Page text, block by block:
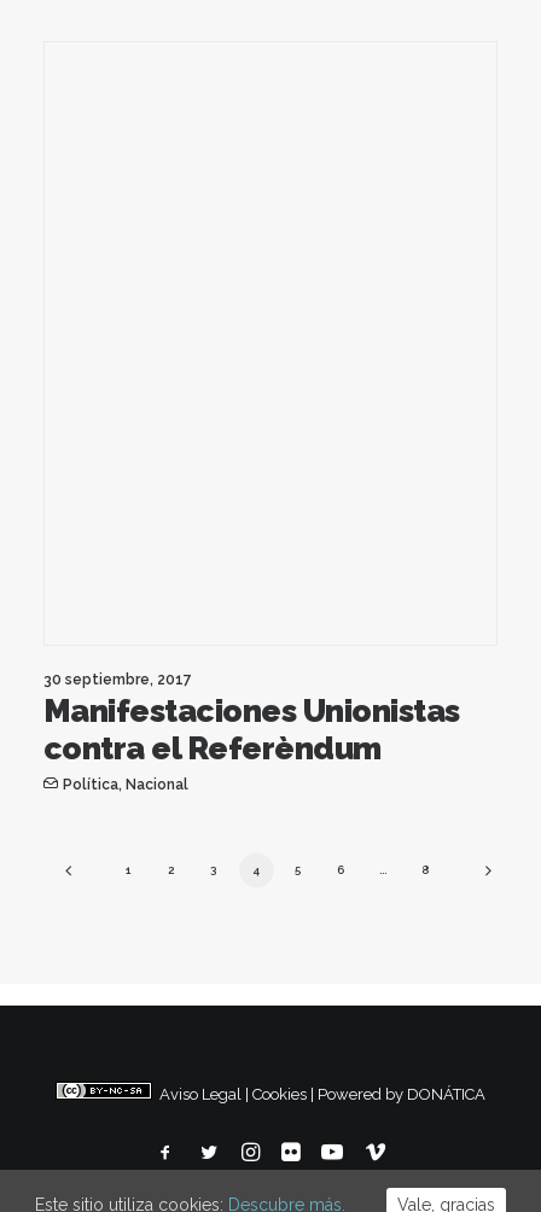
30 septiembre, 2017
Manifestaciones Unionistas
contra el Referèndum
Política, Nacional
1 2 3 4 5 6 8
Aviso Legal Cookies Powered by DONÁTICA
Este sitio utiliza cookies: Descubre más. Vale, gracias